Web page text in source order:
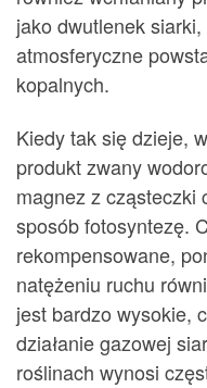
jako dwutlenek
atmosferyczne
kopalnych.
Kiedy tak się dzieje,
produkt zwany
magnez z cząsteczki
sposób fotosyntezę.
rekompensowane,
natężeniu ruchu
jest bardzo wysokie,
działanie gazowej
roślinach wynosi